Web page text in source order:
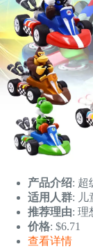
产品介绍: 超
适用人群: 儿
推荐理由: 理
价格: $6.71
查看详情